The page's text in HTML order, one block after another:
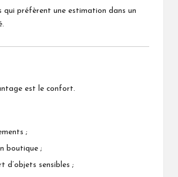
qui préfèrent une estimation dans un
est le confort.
;
boutique ;
d’objets sensibles ;